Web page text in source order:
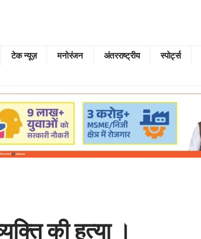
टेक न्यूज़ मनोरंजन अंतरराष्ट्रीय स्पोर्ट्स
की हत्या ।